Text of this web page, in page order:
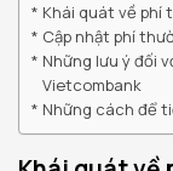
Khái quát về phí
Cập nhật phí
Những lưu ý đối
Vietcombank
Những cách để